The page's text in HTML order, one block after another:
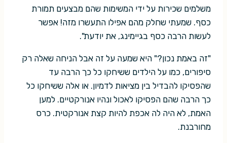
משלמים שכירות על ידי המשימות שהם מבצעים תמורת
כסף. שמעתי שחלק מהם אפילו התעשרו מזה! אפשר
לעשות הרבה כסף בגיימינג, את יודעת".
"זה באמת נכון?" היא שמעה על זה אבל הניחה שאלה רק
סיפורים, כמו על הילדים ששיחקו כל כך הרבה עד
שהפסיקו להבדיל בין מציאות לדמיון. או אלה ששיחקו כל
כך הרבה שהם הפסיקו לאכול ונהיו אנורקטיים. למען
האמת, לא היה לה אכפת להיות קצת אנורקטית. כרס
מחורבנת.